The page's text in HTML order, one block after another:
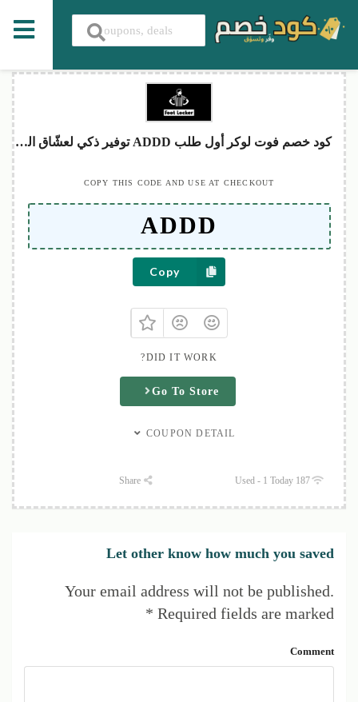
كود خصم فوت لوكر أول طلب ADDD توفير ذكي لعشّاق السنيكرز2026
COPY THIS CODE AND USE AT CHECKOUT
Copy
DID IT WORK?
Go To Store
COUPON DETAIL
187 Used - 1 Today
Share
Let other know how much you saved
Your email address will not be published.
Required fields are marked
*
Comment